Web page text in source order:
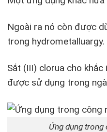
Ngoài ra nó còn được
trong hydrometalluargy.
Sắt (III) clorua cho
được sử dụng trong
Ứng dụng trong